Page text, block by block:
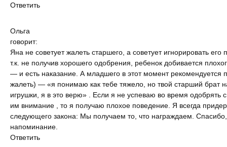
Ответить
Ольга
говорит:
Яна не советует жалеть старшего, а советует игнорировать его
т.к. не получив хорошего одобрения, ребенок добивается
— и есть наказание. А младшего в этот момент рекомендуется
жалеть) — «я понимаю как тебе тяжело, но твой старший брат
игрушки, я в это верю» . Если я не успеваю во время одобрять
им внимание , то я получаю плохое поведение. Я всегда
следующего закона: Мы получаем то, что награждаем.
напоминание.
Ответить